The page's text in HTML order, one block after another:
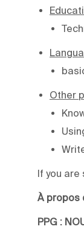
Other
If you are
À propos
PPG :